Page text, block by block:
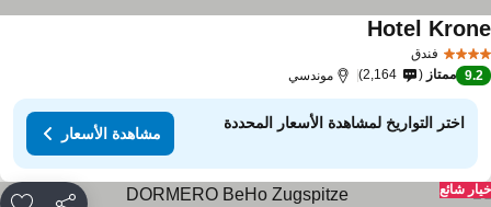
فندق
Hotelمشاهدة الأسعار
9.2 ممتاز 2,164 موندسي
اختر التواريخ لمشاهدة الأسعار المحددة
مشاهدة الأسعار
شائع